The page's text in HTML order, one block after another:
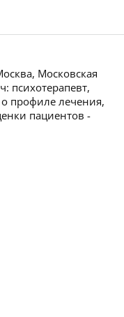
Московская
психотерапевт,
профиле лечения,
пациентов -